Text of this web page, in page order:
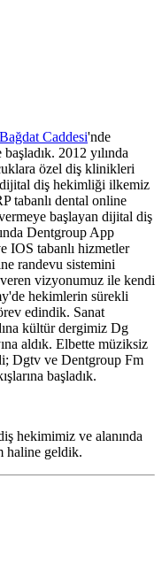
Caddesi'nde
2012 yılında
özel diş klinikleri
diş hekimliği ilkemiz
tabanlı dental online
başlayan dijital diş
Dentgroup App
IOS tabanlı hizmetler
randevu sistemini
vizyonumuz ile kendi
hekimlerin sürekli
edindik. Sanat
kültür dergimiz Dg
aldık. Elbette müziksiz
Dgtv ve Dentgroup Fm
başladık.
hekimimiz ve alanında
haline geldik.